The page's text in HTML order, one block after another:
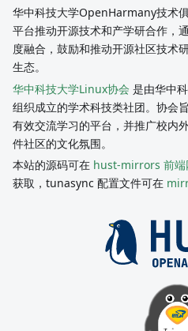
华中科技大学OpenHarmany技术
平台推动开源技术和产学研合作，
度融合，鼓励和推动开源社区技术
生态。
华中科技大学Linux协会 是由华中
组织成立的学术科技类社团。协会
有效交流学习的平台，并推广校内
件社区的文化氛围。
本站的源码可在 hust-mirrors 前端
获取，tunasync 配置文件可在